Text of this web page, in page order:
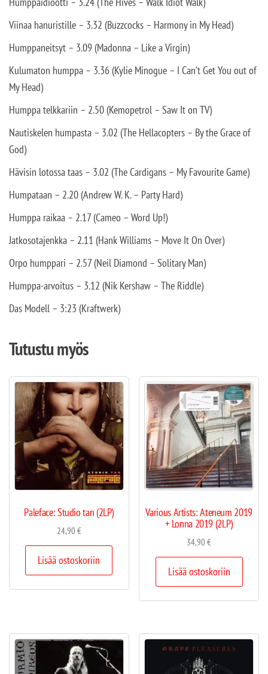
Viinaa hanuristille – 3.32 (Buzzcocks – Harmony in My Head)
Humppaneitsyt – 3.09 (Madonna – Like a Virgin)
Kulumaton humppa – 3.36 (Kylie Minogue – I Can’t Get You out of
My Head)
Humppa telkkariin – 2.50 (Kemopetrol – Saw It on TV)
Nautiskelen humpasta – 3.02 (The Hellacopters – By the Grace of
God)
Hävisin lotossa taas – 3.02 (The Cardigans – My Favourite Game)
Humpataan – 2.20 (Andrew W. K. – Party Hard)
Humppa raikaa – 2.17 (Cameo – Word Up!)
Jatkosotajenkka – 2.11 (Hank Williams – Move It On Over)
Orpo humppari – 2.57 (Neil Diamond – Solitary Man)
Humppa-arvoitus – 3.12 (Nik Kershaw – The Riddle)
Das Modell – 3:23 (Kraftwerk)
Tutustu myös
Paleface: Studio tan (2LP)
24,90€
Lisää ostoskoriin
Various Artists: Ateneum 2019
+ Lonna 2019 (2LP)
34,90€
Lisää ostoskoriin